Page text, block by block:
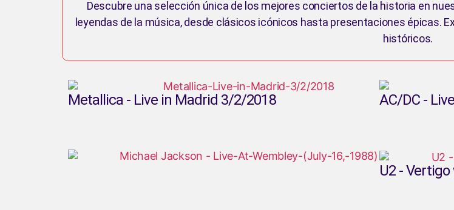
Descubre una selección única de los mejores conciertos de la historia en
leyendas de la música, desde clásicos icónicos hasta presentaciones épicas.
históricos.
Metallica - Live in Madrid 3/2/2018 AC/DC -
U2 -